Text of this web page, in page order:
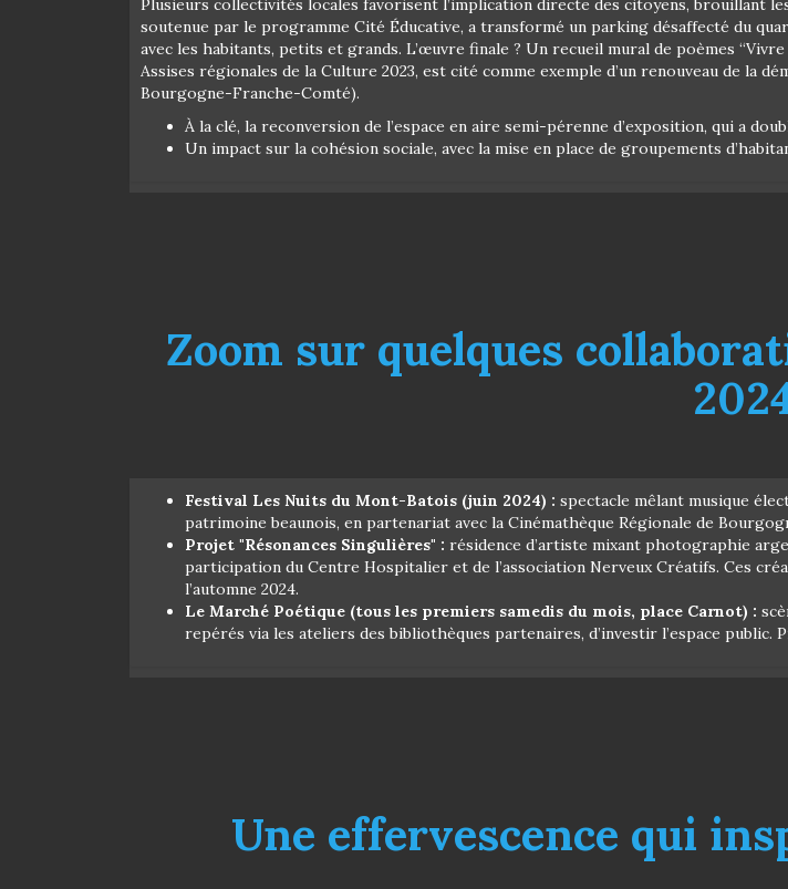
Plusieurs collectivités locales favorisent l’implication directe des citoyens, brouillant
soutenue par le programme Cité Éducative, a transformé un parking désaffecté du
avec les habitants, petits et grands. L’œuvre finale ? Un recueil mural de poèmes
Assises régionales de la Culture 2023, est cité comme exemple d’un renouveau de
Bourgogne-Franche-Comté).
À la clé, la reconversion de l’espace en aire semi-pérenne d’exposition, qui a
Un impact sur la cohésion sociale, avec la mise en place de groupements
Zoom sur quelques
Festival Les Nuits du Mont-Batois (juin 2024) : spectacle mêlant musique
patrimoine beaunois, en partenariat avec la Cinémathèque Régionale de
Projet "Résonances Singulières" : résidence d’artiste mixant photographie
participation du Centre Hospitalier et de l’association Nerveux Créatifs. Ces
l’automne 2024.
Le Marché Poétique (tous les premiers samedis du mois, place Carnot) :
repérés via les ateliers des bibliothèques partenaires, d’investir l’espace public.
Une effervescence qui